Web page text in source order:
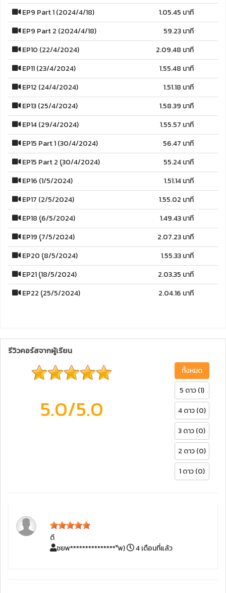
EP9 Part 1 (2024/4/18)
1.05.45 นาที
EP9 Part 2 (2024/4/18)
59.23 นาที
EP10 (22/4/2024)
2.09.48 นาที
EP11 (23/4/2024)
1.55.48 นาที
EP12 (24/4/2024)
1.51.18 นาที
EP13 (25/4/2024)
1.58.39 นาที
EP14 (29/4/2024)
1.55.57 นาที
EP15 Part 1 (30/4/2024)
56.47 นาที
EP15 Part 2 (ุ30/4/2024)
55.24 นาที
EP16 (1/5/2024)
1.51.14 นาที
EP17 (2/5/2024)
1.55.02 นาที
EP18 (ุ6/5/2024)
1.49.43 นาที
EP19 (ุ7/5/2024)
2.07.23 นาที
EP20 (ุ8/5/2024)
1.55.33 นาที
EP21 (ุ18/5/2024)
2.03.35 นาที
EP22 (ุ25/5/2024)
2.04.16 นาที
รีวิวคอร์สจากผู้เรียน
5.0/5.0
ทั้งหมด
5 ดาว (1)
4 ดาว (0)
3 ดาว (0)
2 ดาว (0)
1 ดาว (0)
ดี
ชยพ****************ัพ)
4 เดือนที่แล้ว